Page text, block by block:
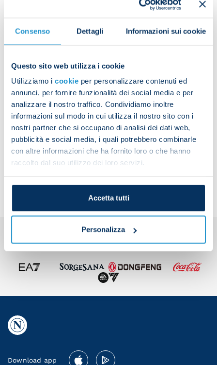
Consenso Dettagli Informazioni sui cookie
Questo sito web utilizza i cookie
Utilizziamo i cookie per personalizzare contenuti ed
annunci, per fornire funzionalità dei social media e per
analizzare il nostro traffico. Condividiamo inoltre
informazioni sul modo in cui utilizza il nostro sito con i
nostri partner che si occupano di analisi dei dati web,
pubblicità e social media, i quali potrebbero combinarle
con altre informazioni che ha fornito loro o che hanno
raccolto dal suo utilizzo dei loro servizi.
Accetta tutti
Personalizza
Center ahead of their match against the Tuscans.
The team took part in a morning training session
that included a warm-up phase, followed by
technical and tactical drills.
Share the article with your friends and support the
team
Download app